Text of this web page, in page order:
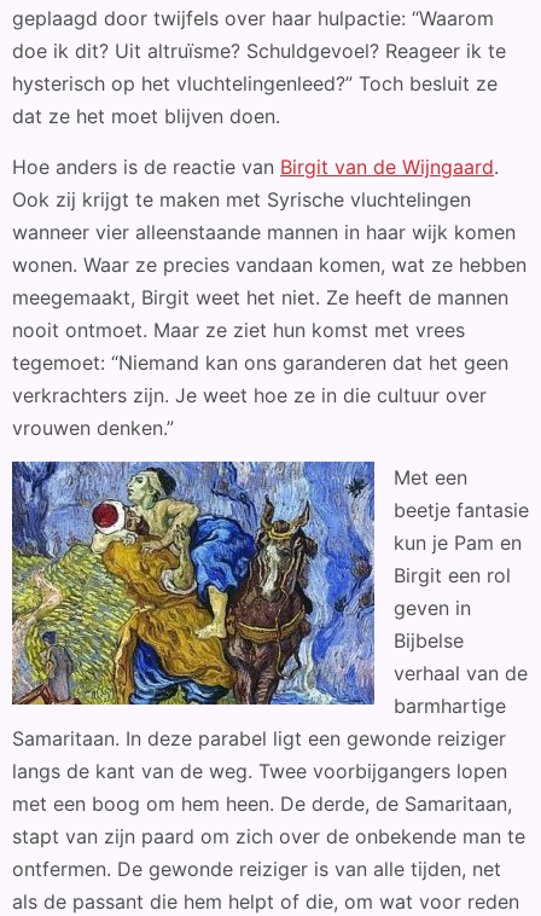
geplaagd door twijfels over haar hulpactie: “Waarom
doe ik dit? Uit altruïsme? Schuldgevoel? Reageer ik te
hysterisch op het vluchtelingenleed?” Toch besluit ze
dat ze het moet blijven doen.
Hoe anders is de reactie van Birgit van de Wijngaard.
Ook zij krijgt te maken met Syrische vluchtelingen
wanneer vier alleenstaande mannen in haar wijk komen
wonen. Waar ze precies vandaan komen, wat ze hebben
meegemaakt, Birgit weet het niet. Ze heeft de mannen
nooit ontmoet. Maar ze ziet hun komst met vrees
tegemoet: “Niemand kan ons garanderen dat het geen
verkrachters zijn. Je weet hoe ze in die cultuur over
vrouwen denken.”
Met een
beetje fantasie
kun je Pam en
Birgit een rol
geven in
Bijbelse
verhaal van de
barmhartige
Samaritaan. In deze parabel ligt een gewonde reiziger
langs de kant van de weg. Twee voorbijgangers lopen
met een boog om hem heen. De derde, de Samaritaan,
stapt van zijn paard om zich over de onbekende man te
ontfermen. De gewonde reiziger is van alle tijden, net
als de passant die hem helpt of die, om wat voor reden